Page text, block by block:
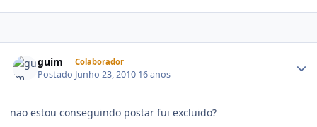
guim Colaborador
Postado Junho 23, 2010 16 anos
nao estou conseguindo postar fui excluido?